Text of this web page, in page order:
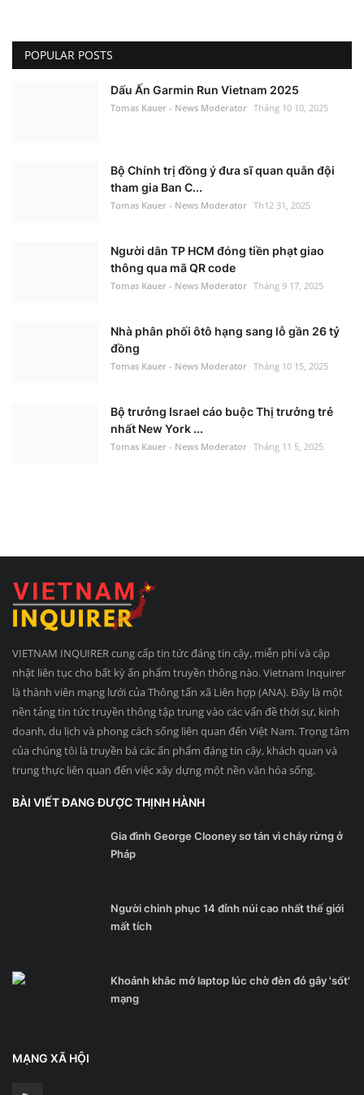
POPULAR POSTS
Dấu Ấn Garmin Run Vietnam 2025
Tomas Kauer - News Moderator Tháng 10 10, 2025
Bộ Chính trị đồng ý đưa sĩ quan quân đội
tham gia Ban C...
Tomas Kauer - News Moderator Th12 31, 2025
Người dân TP HCM đóng tiền phạt giao
thông qua mã QR code
Tomas Kauer - News Moderator Tháng 9 17, 2025
Nhà phân phối ôtô hạng sang lỗ gần 26 tỷ
đồng
Tomas Kauer - News Moderator Tháng 10 15, 2025
Bộ trưởng Israel cáo buộc Thị trưởng trẻ
nhất New York ...
Tomas Kauer - News Moderator Tháng 11 5, 2025
VIETNAM INQUIRER cung cấp tin tức đáng tin cậy, miễn phí và cập
nhật liên tục cho bất kỳ ấn phẩm truyền thông nào. Vietnam Inquirer
là thành viên mạng lưới của Thông tấn xã Liên hợp (ANA). Đây là một
nền tảng tin tức truyền thông tập trung vào các vấn đề thời sự, kinh
doanh, du lịch và phong cách sống liên quan đến Việt Nam. Trọng tâm
của chúng tôi là truyền bá các ấn phẩm đáng tin cậy, khách quan và
trung thực liên quan đến việc xây dựng một nền văn hóa sống.
BÀI VIẾT ĐANG ĐƯỢC THỊNH HÀNH
Gia đình George Clooney sơ tán vì cháy rừng ở
Pháp
Người chinh phục 14 đỉnh núi cao nhất thế giới
mất tích
Khoảnh khắc mở laptop lúc chờ đèn đỏ gây 'sốt'
mạng
MẠNG XÃ HỘI